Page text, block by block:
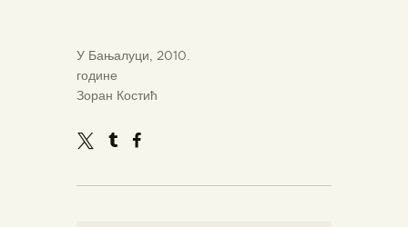
У Бањалуци, 2010.
године
Зоран Костић